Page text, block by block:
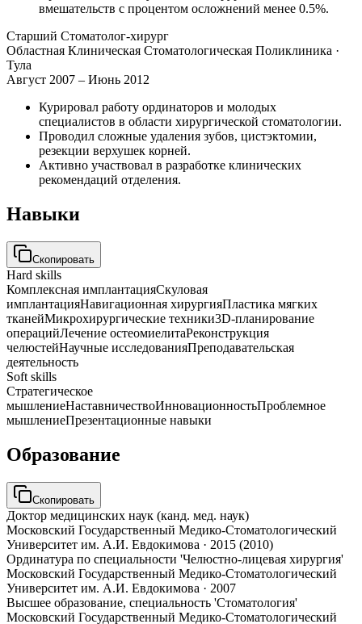
вмешательств с процентом осложнений менее 0.5%.
Старший Стоматолог-хирург
Областная Клиническая Стоматологическая Поликлиника ·
Тула
Август 2007 – Июнь 2012
Курировал работу ординаторов и молодых
специалистов в области хирургической стоматологии.
Проводил сложные удаления зубов, цистэктомии,
резекции верхушек корней.
Активно участвовал в разработке клинических
рекомендаций отделения.
Навыки
Скопировать
Hard skills
Комплексная имплантацияСкуловая
имплантацияНавигационная хирургияПластика мягких
тканейМикрохирургические техники3D-планирование
операцийЛечение остеомиелитаРеконструкция
челюстейНаучные исследованияПреподавательская
деятельность
Soft skills
Стратегическое
мышлениеНаставничествоИнновационностьПроблемное
мышлениеПрезентационные навыки
Образование
Скопировать
Доктор медицинских наук (канд. мед. наук)
Московский Государственный Медико-Стоматологический
Университет им. А.И. Евдокимова · 2015 (2010)
Ординатура по специальности 'Челюстно-лицевая хирургия'
Московский Государственный Медико-Стоматологический
Университет им. А.И. Евдокимова · 2007
Высшее образование, специальность 'Стоматология'
Московский Государственный Медико-Стоматологический